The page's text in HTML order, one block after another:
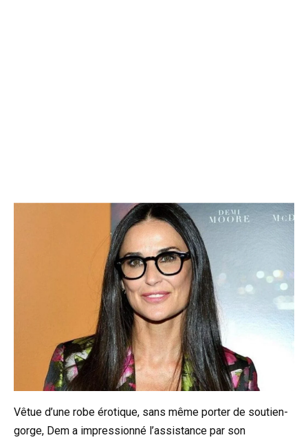
Vêtue d’une robe érotique, sans même porter de soutien-
gorge, Dem a impressionné l’assistance par son